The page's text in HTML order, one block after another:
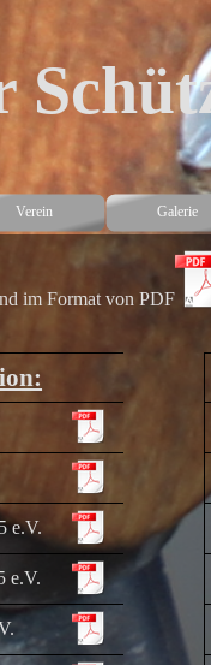
Verein Galerie
im Format von PDF
e.V.
e.V.